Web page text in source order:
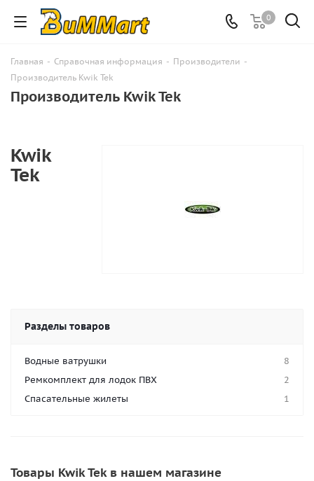
0
Главная - Справочная информация - Производители -
Производитель Kwik Tek
Производитель Kwik Tek
Kwik
Tek
Разделы товаров
Водные ватрушки
8
Ремкомплект для лодок ПВХ
2
Спасательные жилеты
1
Товары Kwik Tek в нашем магазине